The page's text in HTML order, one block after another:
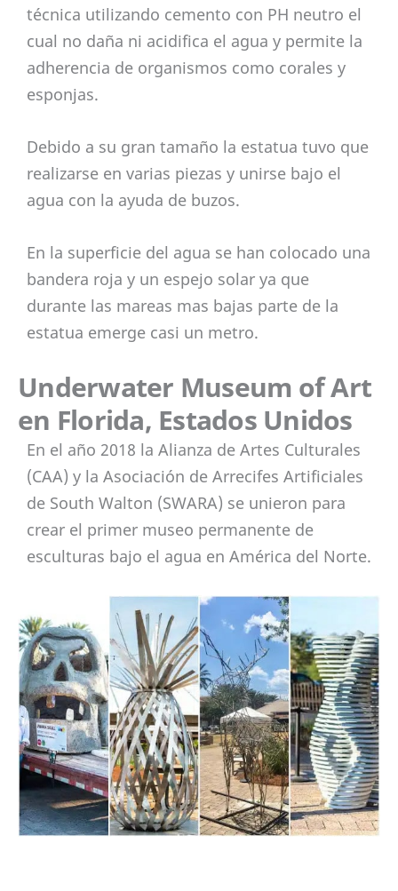
técnica utilizando cemento con PH neutro el
cual no daña ni acidifica el agua y permite la
adherencia de organismos como corales y
esponjas.
Debido a su gran tamaño la estatua tuvo que
realizarse en varias piezas y unirse bajo el
agua con la ayuda de buzos.
En la superficie del agua se han colocado una
bandera roja y un espejo solar ya que
durante las mareas mas bajas parte de la
estatua emerge casi un metro.
Underwater Museum of Art
en Florida, Estados Unidos
En el año 2018 la Alianza de Artes Culturales
(CAA) y la Asociación de Arrecifes Artificiales
de South Walton (SWARA) se unieron para
crear el primer museo permanente de
esculturas bajo el agua en América del Norte.